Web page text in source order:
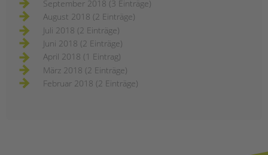
September 2018 (3 Einträge)
August 2018 (2 Einträge)
Juli 2018 (2 Einträge)
Juni 2018 (2 Einträge)
April 2018 (1 Eintrag)
März 2018 (2 Einträge)
Februar 2018 (2 Einträge)